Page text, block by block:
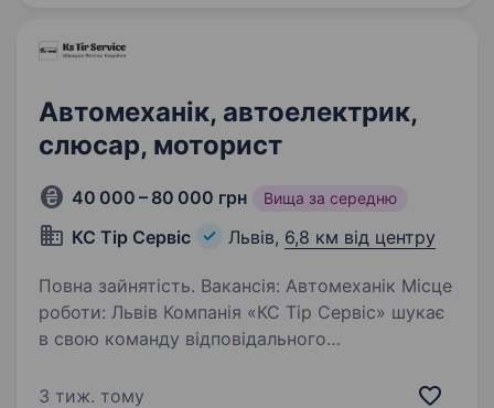
Автомеханік, автоелектрик,
слюсар, моторист
40 000 – 80 000 грн Вища за середню
КС Тір Сервіс Львів, 6,8 км від центру
Повна зайнятість. Вакансія: Автомеханік Місце
роботи: Львів Компанія «КС Тір Сервіс» шукає
в свою команду відповідального
до співпраці з кандидатами як з досвідом, так
3 тиж. тому